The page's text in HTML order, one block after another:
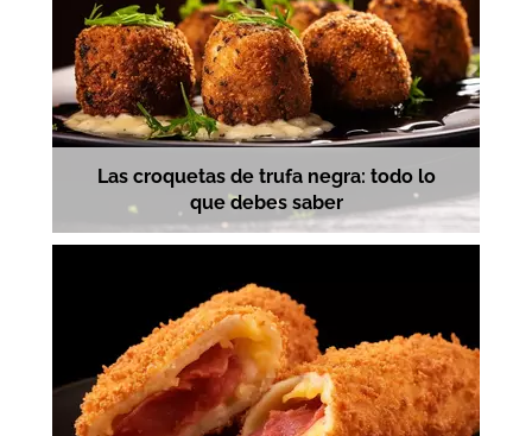
Las croquetas de trufa negra: todo lo
que debes saber